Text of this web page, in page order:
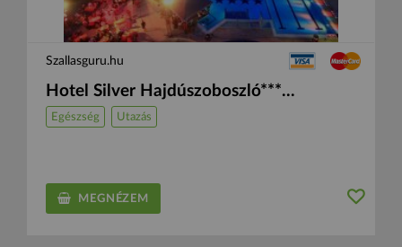
Szallasguru.hu
Hotel Silver Hajdúszoboszló***...
Egészség Utazás
MEGNÉZEM